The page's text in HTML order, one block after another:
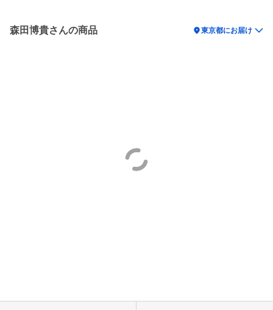
森田博貴さんの商品 location_on東京都にお届け